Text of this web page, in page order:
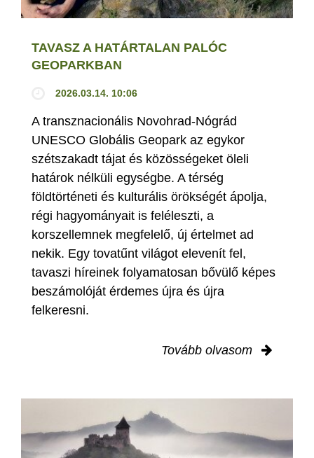
TAVASZ A HATÁRTALAN PALÓC
GEOPARKBAN
2026.03.14. 10:06
A transznacionális Novohrad-Nógrád
UNESCO Globális Geopark az egykor
szétszakadt tájat és közösségeket öleli
határok nélküli egységbe. A térség
földtörténeti és kulturális örökségét ápolja,
régi hagyományait is feléleszti, a
korszellemnek megfelelő, új értelmet ad
nekik. Egy tovatűnt világot elevenít fel,
tavaszi híreinek folyamatosan bővülő képes
beszámolóját érdemes újra és újra
felkeresni.
Tovább olvasom